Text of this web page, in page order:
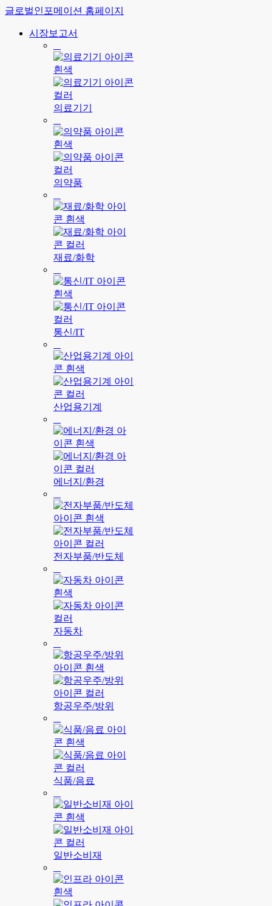
글로벌인포메이션 홈페이지
시장보고서
의료기기
의약품
재료/화학
통신/IT
산업용기계
에너지/환경
전자부품/반도체
자동차
항공우주/방위
식품/음료
일반소비재